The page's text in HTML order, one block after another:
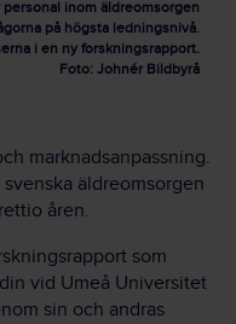
inom äldreomsorgen
på högsta ledningsnivå.
i en ny forskningsrapport.
Foto: Johnér Bildbyrå
marknadsanpassning.
äldreomsorgen
åren.
som
vid Umeå Universitet
sin och andras